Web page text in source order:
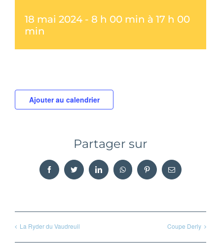
18 mai 2024 - 8 h 00 min à 17 h 00
min
Ajouter au calendrier
Partager sur
FacebookTwitter LinkedInWhatsAppPinterestEmail
La Ryder du Vaudreuil Coupe Derly